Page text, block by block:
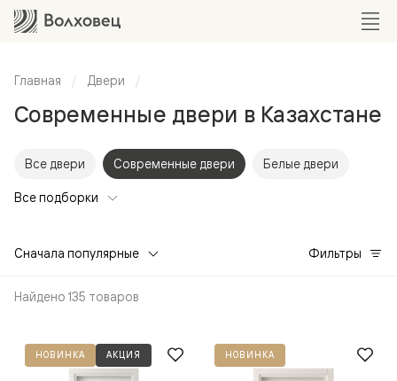
Главная Двери
Современные двери в Казахстане
Все двери Современные двери Белые двери
Все подборки
Сначала популярные Фильтры
Найдено 135 товаров
НОВИНКА АКЦИЯ НОВИНКА